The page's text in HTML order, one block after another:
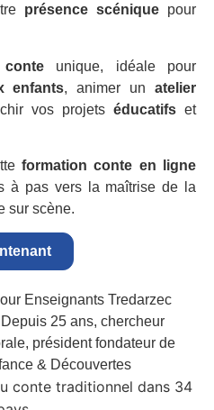
présence scénique pour
unique, idéale pour
enfants, animer unatelier
vos projets éducatifset
formation conte en ligne
à pas vers la maîtrise de la
sur scène.
Depuis 25 ans, chercheur
président fondateur de
& Découvertes
conte traditionnel dans 34